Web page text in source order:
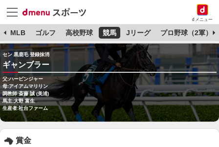
dメニュー
MLB ゴルフ 高校野球 競馬 Jリーグ プロ野球（2軍）
セン 黒鹿毛 登録抹消
ギャンブラー
父:ハービンジャー
母:アイアムマリリン
調教師:斎藤 誠 (美浦)
馬主:大野 富生
生産者:社台ファーム
賞金